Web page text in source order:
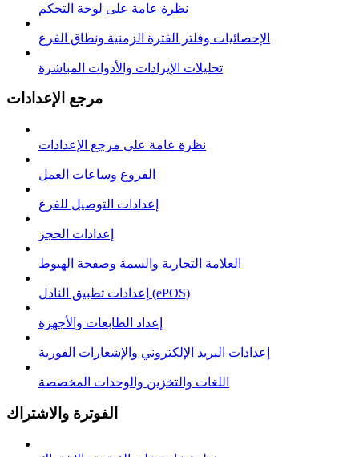
نظرة عامة على لوحة التحكم
الإحصائيات وفلتر الفترة الزمنية ونطاق الفرع
تحليلات الإيرادات والأدوات المباشرة
مرجع الإعدادات
نظرة عامة على مرجع الإعدادات
الفروع وساعات العمل
إعدادات التوصيل للفرع
إعدادات الحجز
العلامة التجارية والسمة وصفحة الهبوط
إعدادات تطبيق النادل (ePOS)
إعداد الطابعات والأجهزة
إعدادات البريد الإلكتروني والإشعارات الفورية
اللغات والتخزين والوحدات المخصصة
الفوترة والاشتراك